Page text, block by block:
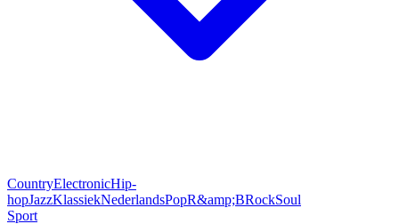
CountryElectronicHip-
hopJazzKlassiekNederlandsPopR&amp;BRockSoul
Sport